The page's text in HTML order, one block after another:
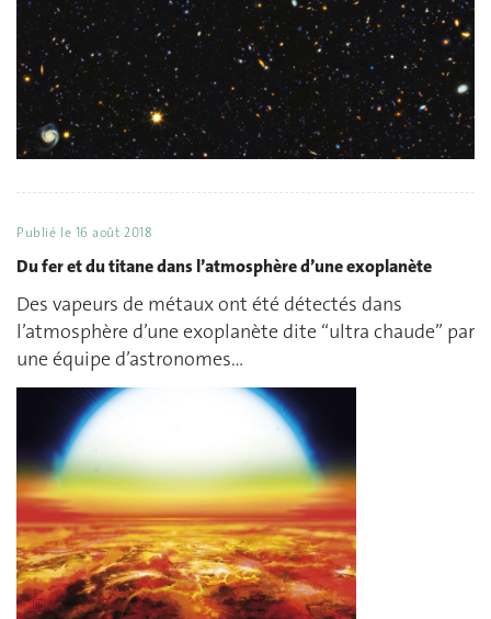
Publié le 16 août 2018
Du fer et du titane dans l’atmosphère d’une exoplanète
Des vapeurs de métaux ont été détectés dans
l’atmosphère d’une exoplanète dite “ultra chaude” par
une équipe d’astronomes…